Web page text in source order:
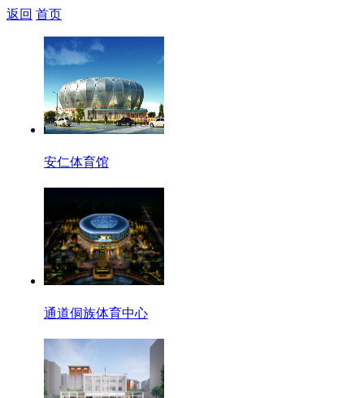
返回 首页
安仁体育馆
通道侗族体育中心